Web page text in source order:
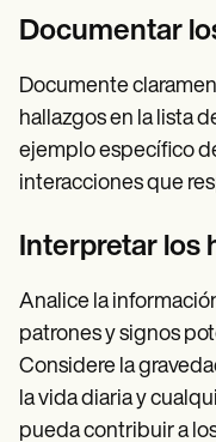
Documentar
Documente
hallazgos en la lista
ejemplo específico
interacciones que
Interpretar los
Analice la
patrones y signos
Considere la
la vida diaria y
pueda contribuir a